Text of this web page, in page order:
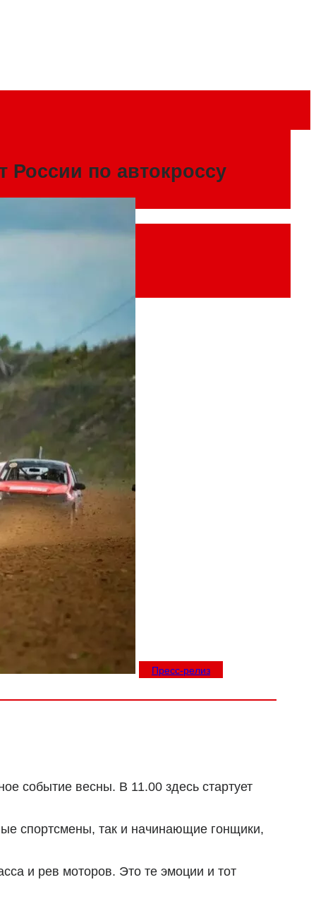
по автокроссу
Пресс-релиз
событие весны. В 11.00 здесь стартует
спортсмены, так и начинающие гонщики,
и рев моторов. Это те эмоции и тот